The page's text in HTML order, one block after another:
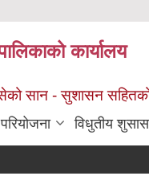
कार्यालय
सान - सुशासन सहितको
विधुतीय